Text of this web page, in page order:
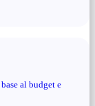
al budget e